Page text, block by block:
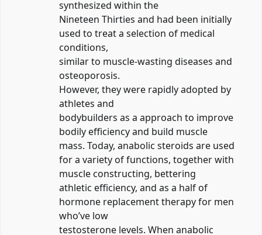
synthesized within the
Nineteen Thirties and had been initially
used to treat a selection of medical
conditions,
similar to muscle-wasting diseases and
osteoporosis.
However, they were rapidly adopted by
athletes and
bodybuilders as a approach to improve
bodily efficiency and build muscle
mass. Today, anabolic steroids are used
for a variety of functions, together with
muscle constructing, bettering
athletic efficiency, and as a half of
hormone replacement therapy for men
who’ve low
testosterone levels. When anabolic